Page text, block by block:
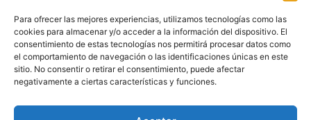
Para ofrecer las mejores experiencias, utilizamos tecnologías como las
cookies para almacenar y/o acceder a la información del dispositivo. El
consentimiento de estas tecnologías nos permitirá procesar datos como
el comportamiento de navegación o las identificaciones únicas en este
sitio. No consentir o retirar el consentimiento, puede afectar
negativamente a ciertas características y funciones.